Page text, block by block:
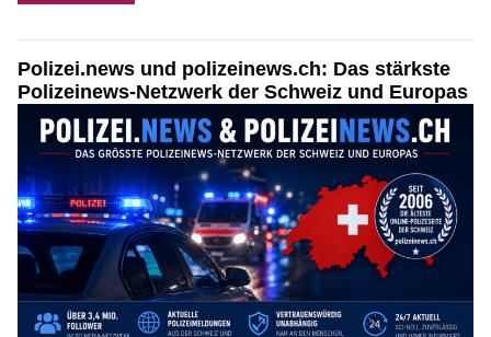
Polizei.news und polizeinews.ch: Das stärkste
Polizeinews-Netzwerk der Schweiz und Europas